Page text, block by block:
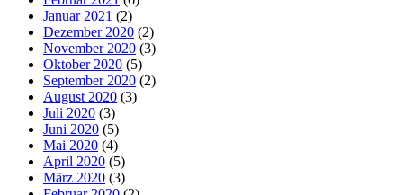
Januar 2021 (2)
Dezember 2020 (2)
November 2020 (3)
Oktober 2020 (5)
September 2020 (2)
August 2020 (3)
Juli 2020 (3)
Juni 2020 (5)
Mai 2020 (4)
April 2020 (5)
März 2020 (3)